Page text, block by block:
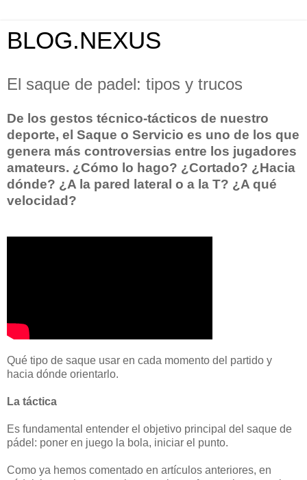
BLOG.NEXUS
El saque de padel: tipos y trucos
De los gestos técnico-tácticos de nuestro
deporte, el Saque o Servicio es uno de los que
genera más controversias entre los jugadores
amateurs. ¿Cómo lo hago? ¿Cortado? ¿Hacia
dónde? ¿A la pared lateral o a la T? ¿A qué
velocidad?
Qué tipo de saque usar en cada momento del partido y
hacia dónde orientarlo.
La táctica
Es fundamental entender el objetivo principal del saque de
pádel: poner en juego la bola, iniciar el punto.
Como ya hemos comentado en artículos anteriores, en